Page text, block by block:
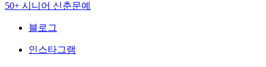
50+ 시니어 신춘문예
블로그
인스타그램